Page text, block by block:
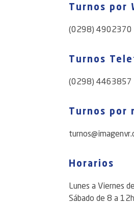
Turnos por
(0298) 4902370
Turnos
(0298) 4463857
Turnos por
Horarios
Lunes a Viernes
Sábado de 8 a